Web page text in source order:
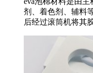
剂、着色剂、辅料
后经过滚筒机将其